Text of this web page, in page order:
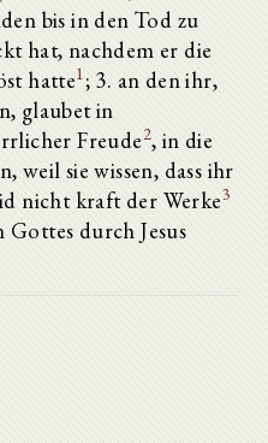
bis in den Tod zu
hat, nachdem er die
hatte1; 3. an den ihr,
glaubet in
Freude2, in die
weil sie wissen, dass ihr
nicht kraft der Werke3
durch Jesus